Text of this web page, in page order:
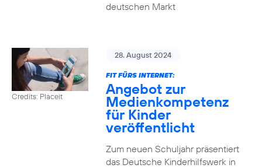
deutschen Markt
Credits: Placeit
28. August 2024
FIT FÜRS INTERNET:
Angebot zur
Medienkompetenz
für Kinder
veröffentlicht
Zum neuen Schuljahr präsentiert
das Deutsche Kinderhilfswerk in